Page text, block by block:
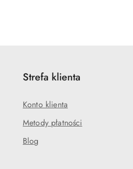
Strefa klienta
Konto klienta
Metody płatności
Blog